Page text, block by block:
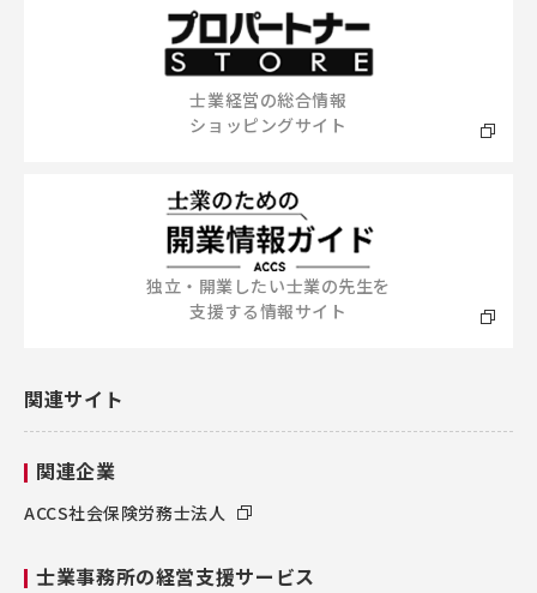
士業経営の総合情報
ショッピングサイト
独立・開業したい士業の先生を
支援する情報サイト
関連サイト
関連企業
ACCS社会保険労務士法人
士業事務所の経営支援サービス